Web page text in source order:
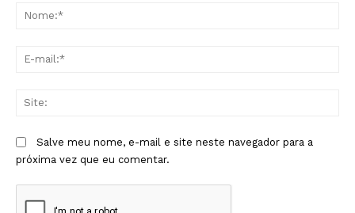
Salve meu nome, e-mail e site neste navegador para a
próxima vez que eu comentar.